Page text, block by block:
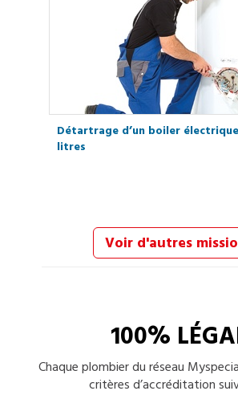
Détartrage d’un boiler
litres
Voir d'autres
100%
Chaqueplombierdu réseau
critères d’accréditation